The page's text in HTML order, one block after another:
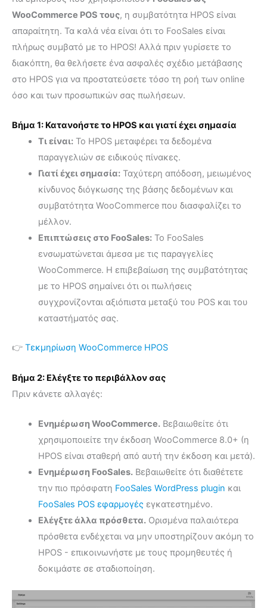
WooCommerce POS τους, η συμβατότητα HPOS είναι
απαραίτητη. Τα καλά νέα είναι ότι το FooSales είναι
πλήρως συμβατό με το HPOS! Αλλά πριν γυρίσετε το
διακόπτη, θα θελήσετε ένα ασφαλές σχέδιο μετάβασης
στο HPOS για να προστατεύσετε τόσο τη ροή των online
όσο και των προσωπικών σας πωλήσεων.
Βήμα 1: Κατανοήστε το HPOS και γιατί έχει σημασία
Τι είναι:Το HPOS μεταφέρει τα δεδομένα
παραγγελιών σε ειδικούς πίνακες.
Γιατί έχει σημασία:Ταχύτερη απόδοση, μειωμένος
κίνδυνος διόγκωσης της βάσης δεδομένων και
συμβατότητα WooCommerce που διασφαλίζει το
μέλλον.
Επιπτώσεις στο FooSales:Το FooSales
ενσωματώνεται άμεσα με τις παραγγελίες
WooCommerce. Η επιβεβαίωση της συμβατότητας
με το HPOS σημαίνει ότι οι πωλήσεις
συγχρονίζονται αξιόπιστα μεταξύ του POS και του
καταστήματός σας.
👉 Τεκμηρίωση WooCommerce HPOS
Βήμα 2: Ελέγξτε το περιβάλλον σας
Πριν κάνετε αλλαγές:
Ενημέρωση WooCommerce.Βεβαιωθείτε ότι
χρησιμοποιείτε την έκδοση WooCommerce 8.0+ (η
HPOS είναι σταθερή από αυτή την έκδοση και μετά).
Ενημέρωση FooSales.Βεβαιωθείτε ότι διαθέτετε
την πιο πρόσφατη FooSales WordPress plugin και
FooSales POS εφαρμογές εγκατεστημένο.
Ελέγξτε άλλα πρόσθετα.Ορισμένα παλαιότερα
πρόσθετα ενδέχεται να μην υποστηρίζουν ακόμη το
HPOS - επικοινωνήστε με τους προμηθευτές ή
δοκιμάστε σε σταδιοποίηση.